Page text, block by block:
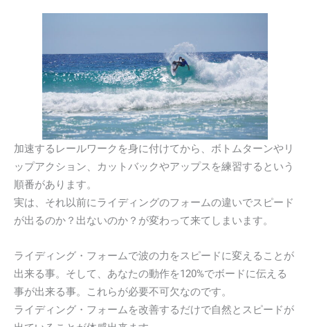
加速するレールワークを身に付けてから、ボトムターンやリ
ップアクション、カットバックやアップスを練習するという
順番があります。
実は、それ以前にライディングのフォームの違いでスピード
が出るのか？出ないのか？が変わって来てしまいます。
ライディング・フォームで波の力をスピードに変えることが
出来る事。そして、あなたの動作を120%でボードに伝える
事が出来る事。これらが必要不可欠なのです。
ライディング・フォームを改善するだけで自然とスピードが